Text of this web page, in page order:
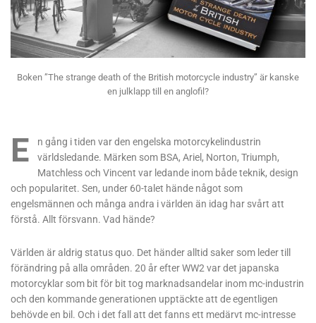
Boken ”The strange death of the British motorcycle industry” är kanske
en julklapp till en anglofil?
E
n gång i tiden var den engelska motorcykelindustrin
världsledande. Märken som BSA, Ariel, Norton, Triumph,
Matchless och Vincent var ledande inom både teknik, design
och popularitet. Sen, under 60-talet hände något som
engelsmännen och många andra i världen än idag har svårt att
förstå. Allt försvann. Vad hände?
Världen är aldrig status quo. Det händer alltid saker som leder till
förändring på alla områden. 20 år efter WW2 var det japanska
motorcyklar som bit för bit tog marknadsandelar inom mc-industrin
och den kommande generationen upptäckte att de egentligen
behövde en bil. Och i det fall att det fanns ett medärvt mc-intresse